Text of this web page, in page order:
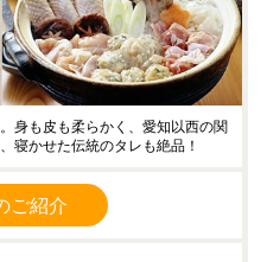
身も皮も柔らかく、愛知以西の関
寝かせた伝統のタレも絶品！
ご紹介